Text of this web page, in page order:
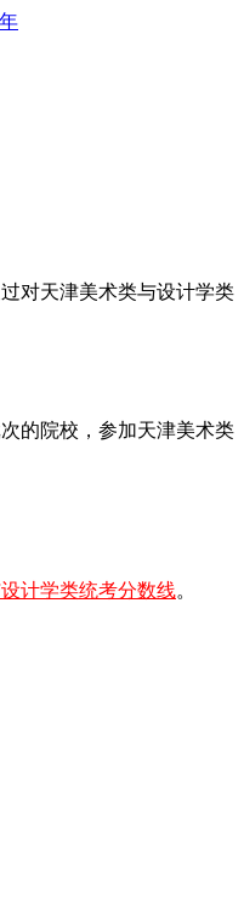
对天津美术类与设计学类
的院校，参加天津美术类
计学类统考分数线。